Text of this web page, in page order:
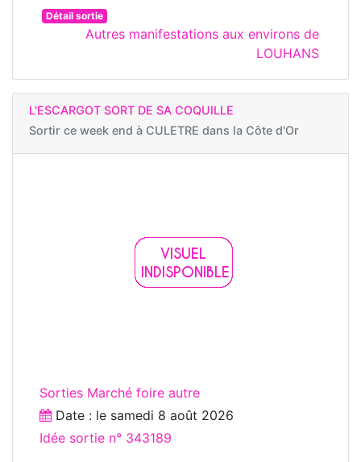
Détail sortie
Autres manifestations aux environs de
LOUHANS
L'ESCARGOT SORT DE SA COQUILLE
Sortir ce week end à CULETRE dans la Côte d'Or
Sorties Marché foire autre
Date : le samedi 8 août 2026
Idée sortie n° 343189